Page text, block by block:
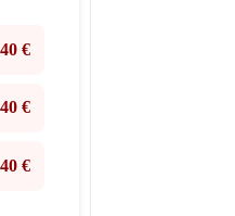
40 €
40 €
40 €